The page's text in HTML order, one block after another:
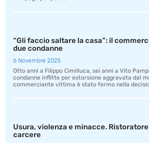
“Gli faccio saltare la casa”: il
due condanne
6 Novembre 2025
Otto anni a Filippo Cimilluca, sei anni a Vito
condanne inflitte per estorsione aggravata dal
commerciante vittima è stato fermo nella
Usura, violenza e minacce.
carcere